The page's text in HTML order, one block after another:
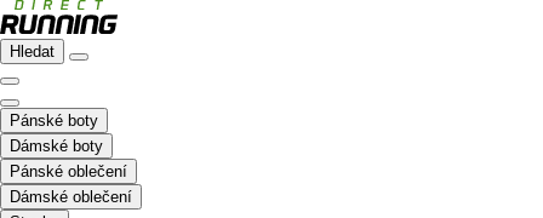
Hledat
Pánské boty
Dámské boty
Pánské oblečení
Dámské oblečení